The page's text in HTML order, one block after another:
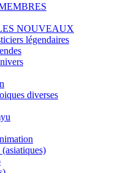
NOUVEAUX
légendaires
diverses